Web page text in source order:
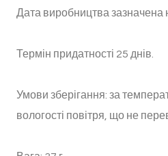
Дата виробництва зазначена
Термін придатності 25 днів.
Умови зберігання: за
вологості повітря, що не